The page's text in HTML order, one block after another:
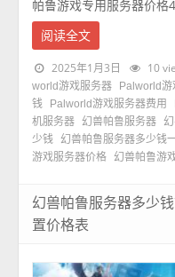
帕鲁游戏专用服务器价格
阅读全文
2025年1月3日 10
world游戏服务器
Palworld
钱
Palworld游戏服务器费用
机服务器 幻兽帕鲁服务器
少钱 幻兽帕鲁服务器多少钱
游戏服务器价格 幻兽帕鲁游
幻兽帕鲁服务器多少
置价格表